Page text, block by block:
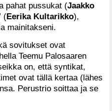
pahat pussukat (Jaakko
(Eerika Kultarikko),
mainitakseni.
sovitukset ovat
Teemu Palosaaren
on, että syntikat,
ovat tällä kertaa (lähes
Perustrio soittaa ja se